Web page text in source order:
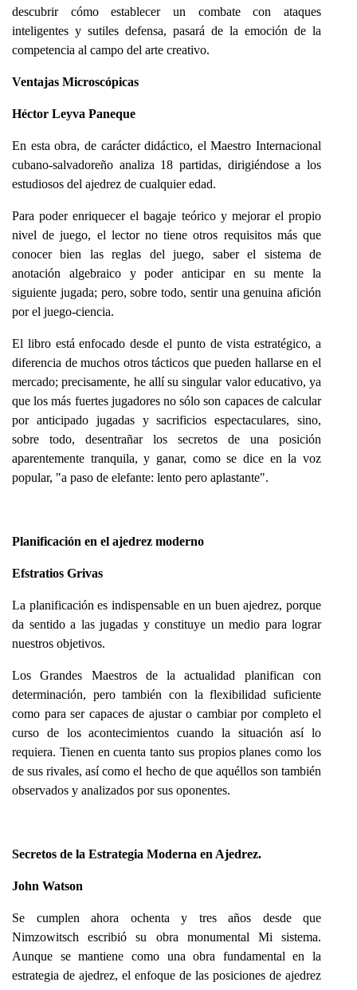
descubrir cómo establecer un combate con ataques
inteligentes y sutiles defensa, pasará de la emoción de la
competencia al campo del arte creativo.
Ventajas Microscópicas
Héctor Leyva Paneque
En esta obra, de carácter didáctico, el Maestro Internacional
cubano-salvadoreño analiza 18 partidas, dirigiéndose a los
estudiosos del ajedrez de cualquier edad.
Para poder enriquecer el bagaje teórico y mejorar el propio
nivel de juego, el lector no tiene otros requisitos más que
conocer bien las reglas del juego, saber el sistema de
anotación algebraico y poder anticipar en su mente la
siguiente jugada; pero, sobre todo, sentir una genuina afición
por el juego-ciencia.
El libro está enfocado desde el punto de vista estratégico, a
diferencia de muchos otros tácticos que pueden hallarse en el
mercado; precisamente, he allí su singular valor educativo, ya
que los más fuertes jugadores no sólo son capaces de calcular
por anticipado jugadas y sacrificios espectaculares, sino,
sobre todo, desentrañar los secretos de una posición
aparentemente tranquila, y ganar, como se dice en la voz
popular, "a paso de elefante: lento pero aplastante".
Planificación en el ajedrez moderno
Efstratios Grivas
La planificación es indispensable en un buen ajedrez, porque
da sentido a las jugadas y constituye un medio para lograr
nuestros objetivos.
Los Grandes Maestros de la actualidad planifican con
determinación, pero también con la flexibilidad suficiente
como para ser capaces de ajustar o cambiar por completo el
curso de los acontecimientos cuando la situación así lo
requiera. Tienen en cuenta tanto sus propios planes como los
de sus rivales, así como el hecho de que aquéllos son también
observados y analizados por sus oponentes.
Secretos de la Estrategia Moderna en Ajedrez.
John Watson
Se cumplen ahora ochenta y tres años desde que
Nimzowitsch escribió su obra monumental Mi sistema.
Aunque se mantiene como una obra fundamental en la
estrategia de ajedrez, el enfoque de las posiciones de ajedrez